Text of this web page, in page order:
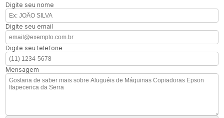
Digite seu nome
Digite seu email
Digite seu telefone
Mensagem